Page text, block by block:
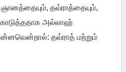
ஞானத்தையும், தவ்ராத்தையும்,
அல்லாஹ்
தவ்ராத் மற்றும்